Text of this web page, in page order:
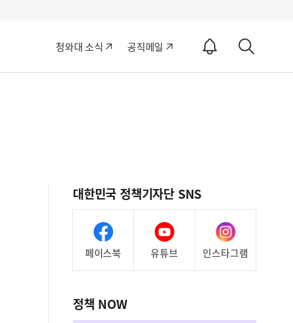
청와대 소식 공직메일
알
ON
세
대한민국 정책기자단 SNS
페이스북 유튜브 인스타그램
정책 NOW